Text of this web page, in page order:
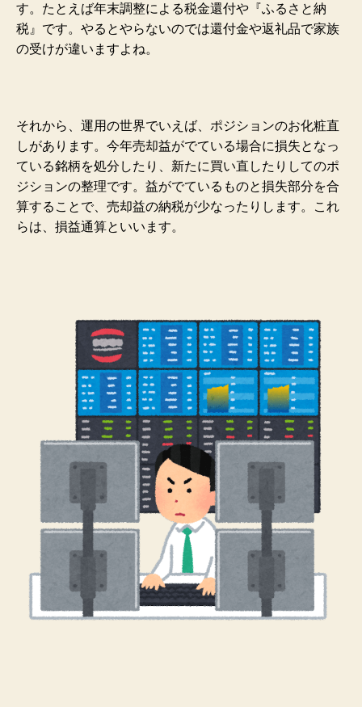
す。たとえば年末調整による税金還付や『ふるさと納
税』です。やるとやらないのでは還付金や返礼品で家族
の受けが違いますよね。
それから、運用の世界でいえば、ポジションのお化粧直
しがあります。 今年売却益がでている場合に損失となっ
ている銘柄を処分したり、新たに買い直したりしてのポ
ジションの整理です。益がでているものと損失部分を合
算することで、売却益の納税が少なったりします。これ
らは、損益通算といいます。